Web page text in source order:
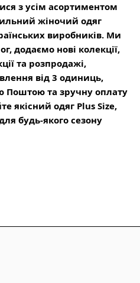
з усім асортиментом
жіночий одяг
виробників. Ми
додаємо нові колекції,
та розпродажі,
від 3 одиниць,
Поштою та зручну оплату
якісний одяг Plus Size,
будь-якого сезону